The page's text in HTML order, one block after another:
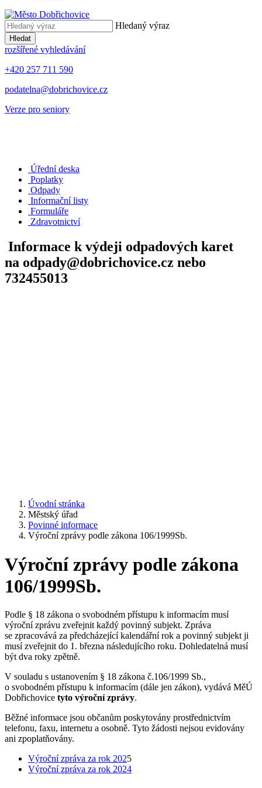
Hledaný výraz
Hledat
rozšířené vyhledávání
+420 257 711 590
podatelna@dobrichovice.cz
Verze pro seniory
Úřední deska
Poplatky
Odpady
Informační listy
Formuláře
Zdravotnictví
Informace k výdeji odpadových karet
na odpady@dobrichovice.cz nebo
732455013
Úvodní stránka
Městský úřad
Povinné informace
Výroční zprávy podle zákona 106/1999Sb.
Výroční zprávy podle zákona
106/1999Sb.
Podle § 18 zákona o svobodném přístupu k informacím musí
výroční zprávu zveřejnit každý povinný subjekt. Zpráva
se zpracovává za předcházející kalendářní rok a povinný subjekt ji
musí zveřejnit do 1. března následujícího roku. Dohledatelná musí
být dva roky zpětně.
V souladu s ustanovením § 18 zákona č.106/1999 Sb.,
o svobodném přístupu k informacím (dále jen zákon), vydává MěÚ
Dobřichovice tyto výroční zprávy.
Běžné informace jsou občanům poskytovány prostřednictvím
telefonu, faxu, internetu a osobně. Tyto žádosti nejsou evidovány
ani zpoplatňovány.
Výroční zpráva za rok 2025
Výroční zpráva za rok 2024